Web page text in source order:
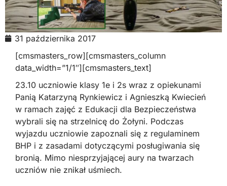
31 października 2017
[cmsmasters_row][cmsmasters_column
data_width=”1/1″][cmsmasters_text]
23.10 uczniowie klasy 1e i 2s wraz z opiekunami
Panią Katarzyną Rynkiewicz i Agnieszką Kwiecień
w ramach zajęć z Edukacji dla Bezpieczeństwa
wybrali się na strzelnicę do Żołyni. Podczas
wyjazdu uczniowie zapoznali się z regulaminem
BHP i z zasadami dotyczącymi posługiwania się
bronią. Mimo niesprzyjającej aury na twarzach
uczniów nie znikał uśmiech.